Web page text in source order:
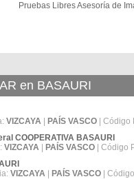
Pruebas Libres Asesoría de
en BASAURI
VIZCAYA PAÍS VASCO | Código
COOPERATIVA BASAURI
VIZCAYA PAÍS VASCO | Código
VIZCAYA PAÍS VASCO |